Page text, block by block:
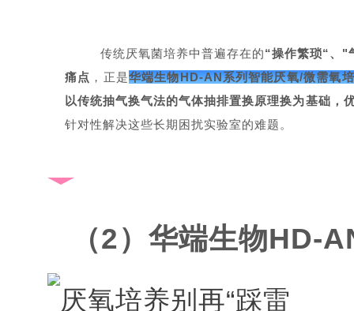
传统厌氧菌培养中普遍存在的“操作繁琐“、"
痛点 ，正是华端生物HD-AN系列智能厌氧/微需氧
以传统抽气换气法的气体抽排置换原理换为基础，
针对性解决这些长期困扰实验室的难题。
（2）华端生物HD-